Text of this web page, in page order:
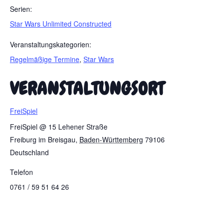
Serien:
Star Wars Unlimited Constructed
Veranstaltungskategorien:
Regelmäßige Termine, Star Wars
VERANSTALTUNGSORT
FreiSpiel
FreiSpiel @ 15 Lehener Straße
Freiburg im Breisgau, Baden-Württemberg 79106
Deutschland
Telefon
0761 / 59 51 64 26